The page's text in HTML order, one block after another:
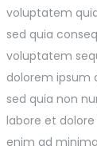
voluptatem
sed quia
voluptatem
dolorem ipsum
sed quia non
labore et
enim ad